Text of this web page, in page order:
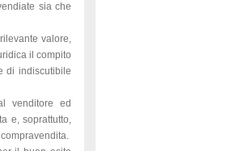
sia che
valore,
il compito
di indiscutibile
venditore ed
e, soprattutto,